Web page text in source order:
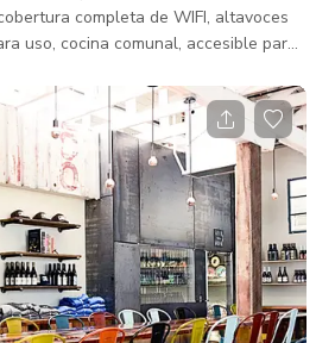
completa de WIFI, altavoces
uso, cocina comunal, accesible para